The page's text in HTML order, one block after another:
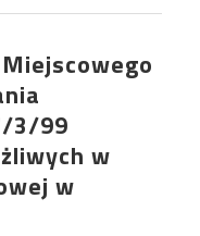
3/99
w
w